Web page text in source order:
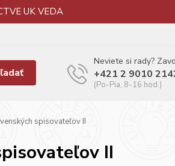
UK VEDA
Neviete si rady?
+421 2 9010
(Po-Pia, 8-16 hod.)
spisovateľov II
II